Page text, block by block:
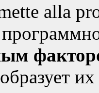
alla